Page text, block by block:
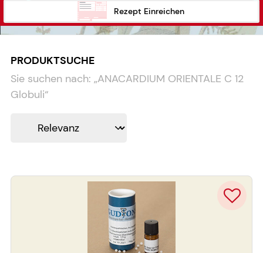
Rezept Einreichen
PRODUKTSUCHE
Sie suchen nach: „ANACARDIUM ORIENTALE C 12
Globuli“